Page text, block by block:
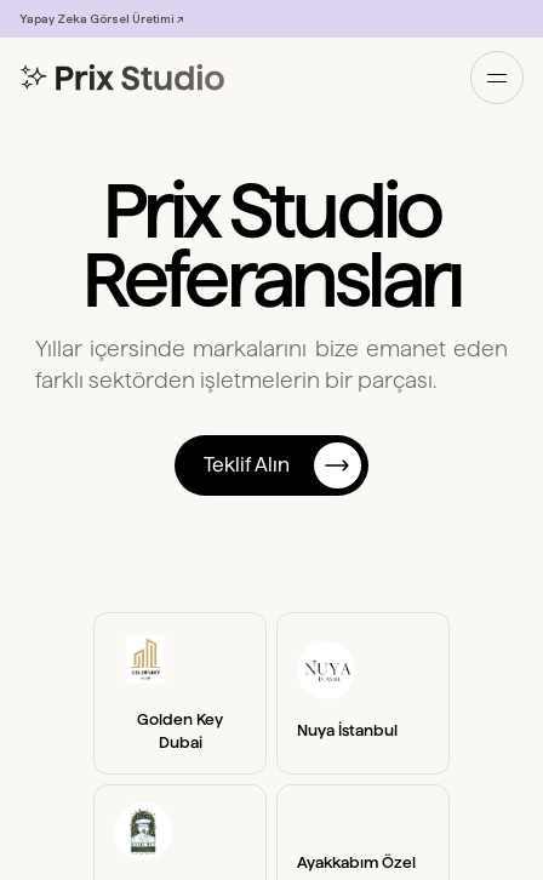
Yapay Zeka Görsel Üretimi ↗
Prix Studio
Referansları
Yıllar içersinde markalarını bize emanet eden
farklı sektörden işletmelerin bir parçası.
Teklif Alın
Golden Key
Dubai
Nuya İstanbul
Ayakkabım Özel